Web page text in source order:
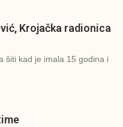
Krojačka radionica
šiti kad je imala 15 godina i